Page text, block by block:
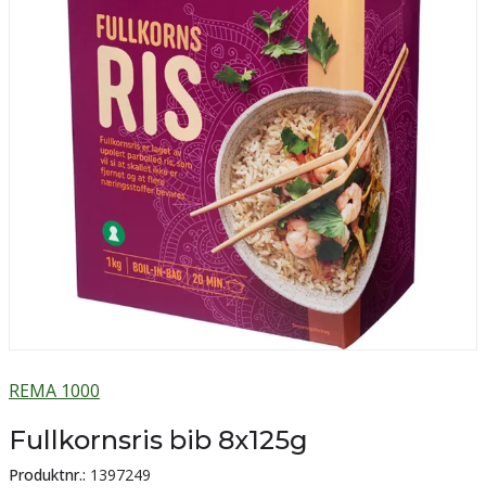
REMA 1000
Fullkornsris bib 8x125g
Produktnr.: 1397249